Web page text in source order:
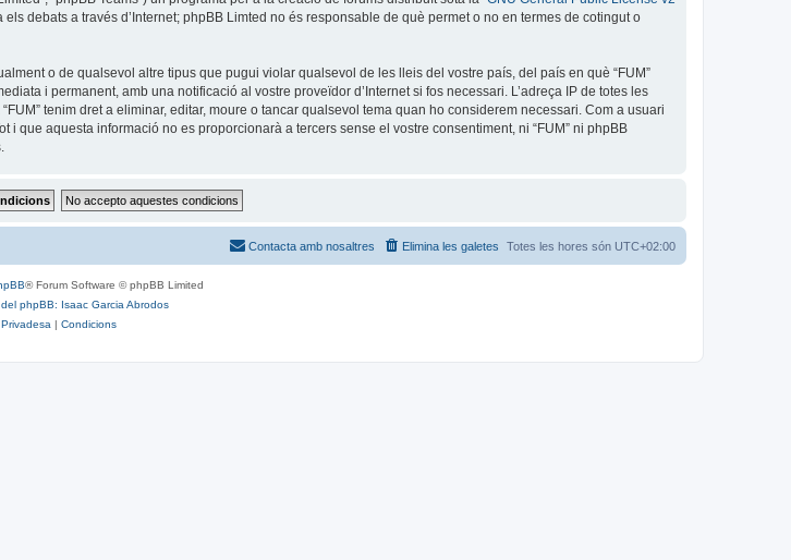
els debats a través d’Internet; phpBB Limted no és responsable de què permet o no en termes de cotingut o
o de qualsevol altre tipus que pugui violar qualsevol de les lleis del vostre país, del país en què “FUM”
i permanent, amb una notificació al vostre proveïdor d’Internet si fos necessari. L’adreça IP de totes les
tenim dret a eliminar, editar, moure o tancar qualsevol tema quan ho considerem necessari. Com a usuari
aquesta informació no es proporcionarà a tercers sense el vostre consentiment, ni “FUM” ni phpBB
Totes les hores són UTC+02:00
Elimina les galetes
Contacta amb nosaltres
® Forum Software © phpBB Limited
phpBB: Isaac Garcia Abrodos
Privadesa | Condicions